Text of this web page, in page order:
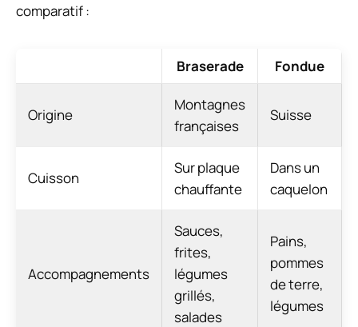
comparatif :
Braserade Fondue
Origine
Montagnes
françaises
Suisse
Cuisson
Sur plaque
chauffante
Dans un
caquelon
Accompagnements
Sauces,
frites,
légumes
grillés,
salades
Pains,
pommes
de terre,
légumes